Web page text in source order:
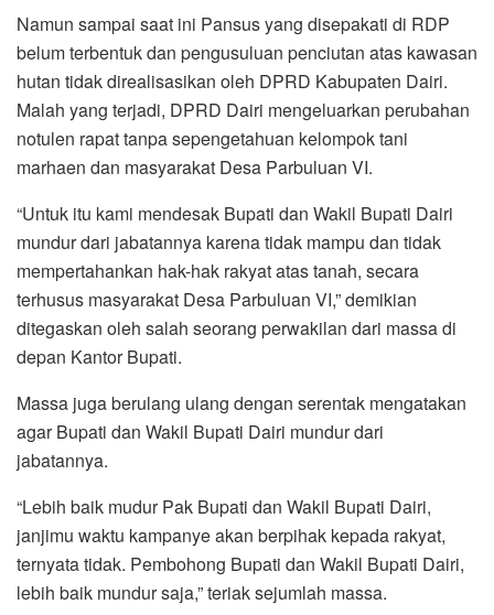
Namun sampai saat ini Pansus yang disepakati di RDP
belum terbentuk dan pengusuluan penciutan atas kawasan
hutan tidak direalisasikan oleh DPRD Kabupaten Dairi.
Malah yang terjadi, DPRD Dairi mengeluarkan perubahan
notulen rapat tanpa sepengetahuan kelompok tani
marhaen dan masyarakat Desa Parbuluan VI.
“Untuk itu kami mendesak Bupati dan Wakil Bupati Dairi
mundur dari jabatannya karena tidak mampu dan tidak
mempertahankan hak-hak rakyat atas tanah, secara
terhusus masyarakat Desa Parbuluan VI,” demikian
ditegaskan oleh salah seorang perwakilan dari massa di
depan Kantor Bupati.
Massa juga berulang ulang dengan serentak mengatakan
agar Bupati dan Wakil Bupati Dairi mundur dari
jabatannya.
“Lebih baik mudur Pak Bupati dan Wakil Bupati Dairi,
janjimu waktu kampanye akan berpihak kepada rakyat,
ternyata tidak. Pembohong Bupati dan Wakil Bupati Dairi,
lebih baik mundur saja,” teriak sejumlah massa.